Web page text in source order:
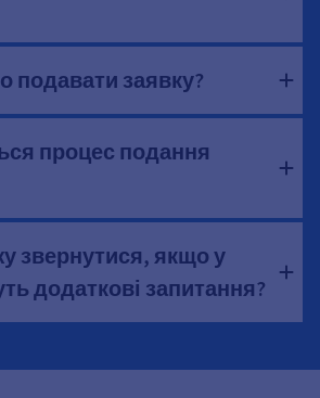
подавати заявку?
процес подання
звернутися, якщо у
додаткові запитання?